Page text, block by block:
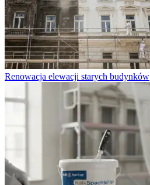
Renowacja elewacji starych budynków